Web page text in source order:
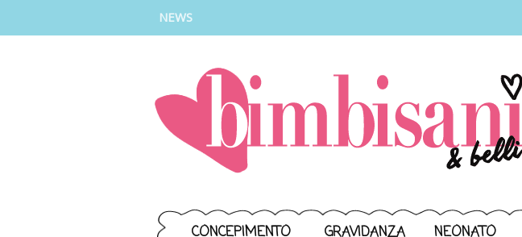
NEWS
CONCEPIMENTO GRAVIDANZA NEONATO